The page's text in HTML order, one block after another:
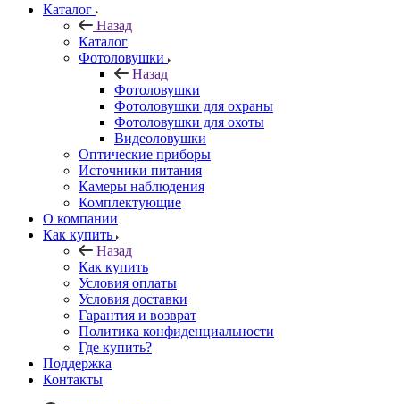
Каталог
Назад
Каталог
Фотоловушки
Назад
Фотоловушки
Фотоловушки для охраны
Фотоловушки для охоты
Видеоловушки
Оптические приборы
Источники питания
Камеры наблюдения
Комплектующие
О компании
Как купить
Назад
Как купить
Условия оплаты
Условия доставки
Гарантия и возврат
Политика конфиденциальности
Где купить?
Поддержка
Контакты